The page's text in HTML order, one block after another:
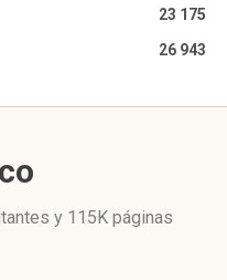
23 175
26 943
y 115K páginas